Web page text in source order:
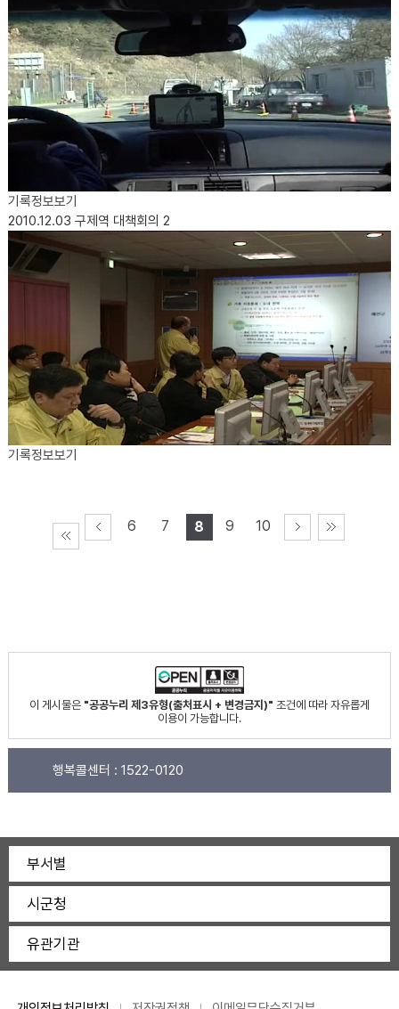
기록정보보기
2010.12.03 구제역 대책회의 2
기록정보보기
6 7 8 9 10
이 게시물은 "공공누리 제3유형(출처표시 + 변경금지)" 조건에 따라 자유롭게
이용이 가능합니다.
행복콜센터 : 1522-0120
부서별
시군청
유관기관